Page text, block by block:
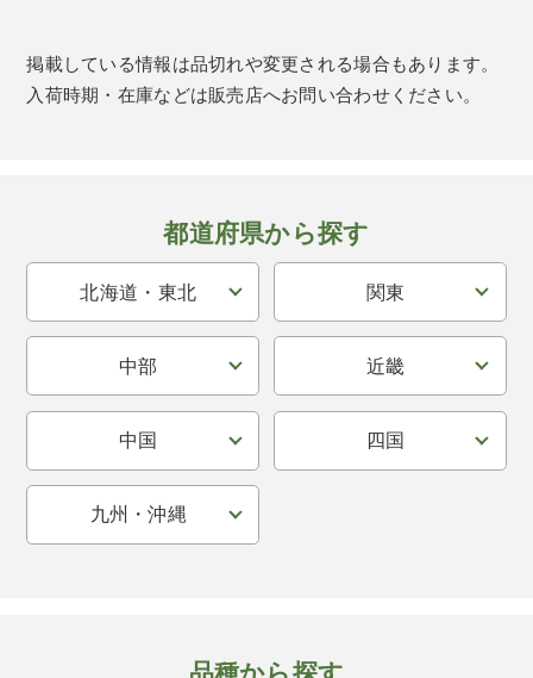
掲載している情報は品切れや変更される場合もあります。
入荷時期・在庫などは販売店へお問い合わせください。
都道府県から探す
北海道・東北 関東
中部 近畿
中国 四国
九州・沖縄